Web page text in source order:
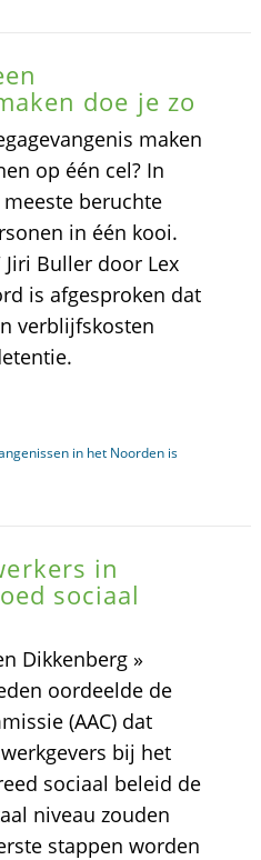
doe je zo
maken
op één cel? In
beruchte
in één kooi.
Buller door Lex
is afgesproken dat
verblijfskosten
in het Noorden is
in
sociaal
Dikkenberg »
oordeelde de
(AAC) dat
bij het
sociaal beleid de
niveau zouden
stappen worden